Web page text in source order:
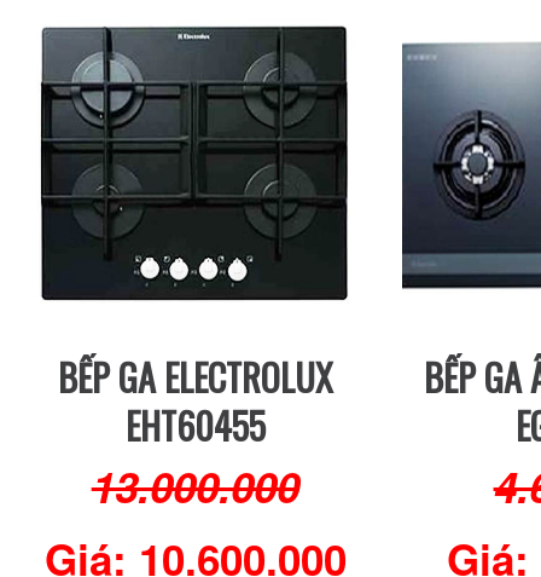
BẾP GA ELECTROLUX
EHT60455
13.000.000
Giá: 10.600.000
BẾP GA
Giá: